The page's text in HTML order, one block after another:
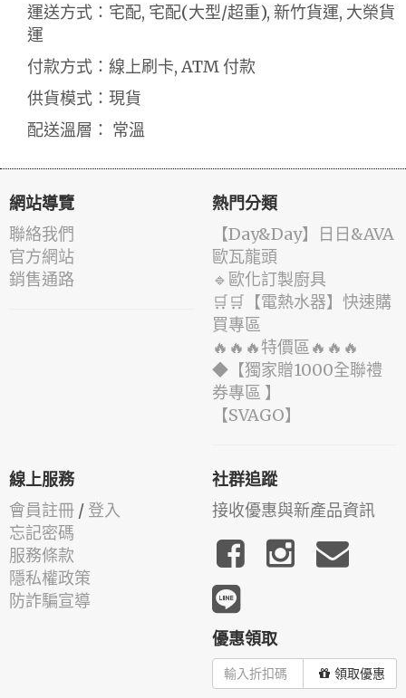
運送方式：宅配, 宅配(大型/超重), 新竹貨運, 大榮貨
運
付款方式：線上刷卡, ATM 付款
供貨模式：現貨
配送溫層： 常溫
網站導覽
聯絡我們
官方網站
銷售通路
熱門分類
️【Day&Day】️日日&AVA
歐瓦龍頭
🔹歐化訂製廚具
🛒🛒【電熱水器】快速購
買專區
🔥🔥🔥特價區🔥🔥🔥
◆【獨家贈1000全聯禮
券專區 】
️【SVAGO】️
線上服務
會員註冊 / 登入
忘記密碼
服務條款
隱私權政策
防詐騙宣導
社群追蹤
接收優惠與新產品資訊
優惠領取
領取優惠